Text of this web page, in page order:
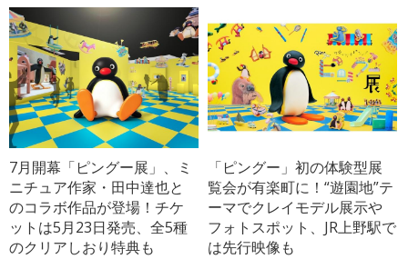
7月開幕「ピングー展」、ミ
ニチュア作家・田中達也と
のコラボ作品が登場！チケ
ットは5月23日発売、全5種
のクリアしおり特典も
「ピングー」初の体験型展
覧会が有楽町に！“遊園地”テ
ーマでクレイモデル展示や
フォトスポット、JR上野駅で
は先行映像も